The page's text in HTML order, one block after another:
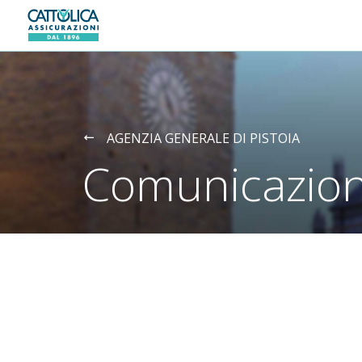
Generali logo
AGENZIA GENERALE DI PISTOIA